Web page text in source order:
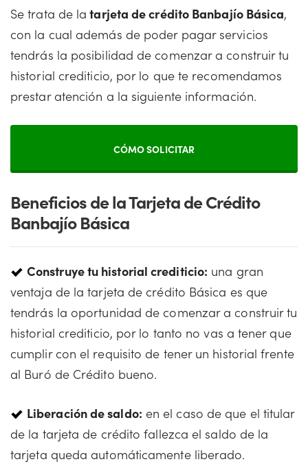
Se trata de la tarjeta de crédito Banbajío Básica,
con la cual además de poder pagar servicios
tendrás la posibilidad de comenzar a construir tu
historial crediticio, por lo que te recomendamos
prestar atención a la siguiente información.
CÓMO SOLICITAR
Beneficios de la Tarjeta de Crédito
Banbajío Básica
Construye tu historial crediticio: una gran
ventaja de la tarjeta de crédito Básica es que
tendrás la oportunidad de comenzar a construir tu
historial crediticio, por lo tanto no vas a tener que
cumplir con el requisito de tener un historial frente
al Buró de Crédito bueno.
Liberación de saldo: en el caso de que el titular
de la tarjeta de crédito fallezca el saldo de la
tarjeta queda automáticamente liberado.